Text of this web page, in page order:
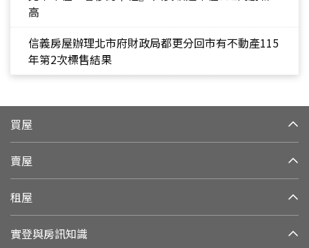
高
信義房屋辦理北市府財政局都更分回市有不動產115
年第2次標售結果
買屋
賣屋
租屋
實登與房訊知識